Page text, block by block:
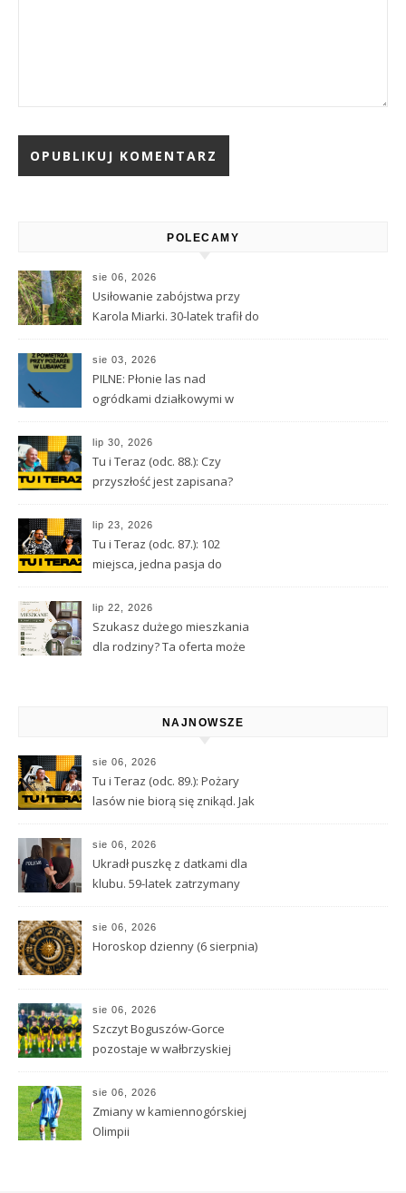
POLECAMY
sie 06, 2026
Usiłowanie zabójstwa przy
Karola Miarki. 30-latek trafił do
sie 03, 2026
PILNE: Płonie las nad
ogródkami działkowymi w
lip 30, 2026
Tu i Teraz (odc. 88.): Czy
przyszłość jest zapisana?
astrologii i przeznaczeniu
lip 23, 2026
Tu i Teraz (odc. 87.): 102
miejsca, jedna pasja do
lip 22, 2026
Szukasz dużego mieszkania
dla rodziny? Ta oferta może
NAJNOWSZE
sie 06, 2026
Tu i Teraz (odc. 89.): Pożary
lasów nie biorą się znikąd. Jak
sie 06, 2026
Ukradł puszkę z datkami dla
klubu. 59-latek zatrzymany
sie 06, 2026
Horoskop dzienny (6 sierpnia)
sie 06, 2026
Szczyt Boguszów-Gorce
pozostaje w wałbrzyskiej
sie 06, 2026
Zmiany w kamiennogórskiej
Olimpii